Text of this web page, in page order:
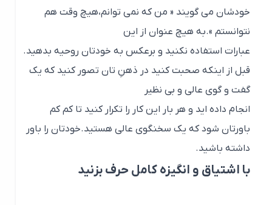
خودشان می گویند « من که نمی توانم،هیچ وقت هم
نتوانستم ».به هیچ عنوان از این
عبارات استفاده نکنید و برعکس به خودتان روحیه بدهید.
قبل از اینکه صحبت کنید در ذهنِ تان تصور کنید که یک
گفت و گوی عالی و بی نظیر
انجام داده اید و هر بار این کار را تکرار کنید تا کم کم
باورتان شود که یک سخنگوی عالی هستید.خودتان را باور
داشته باشید.
با اشتیاق و انگیزه کامل حرف بزنید